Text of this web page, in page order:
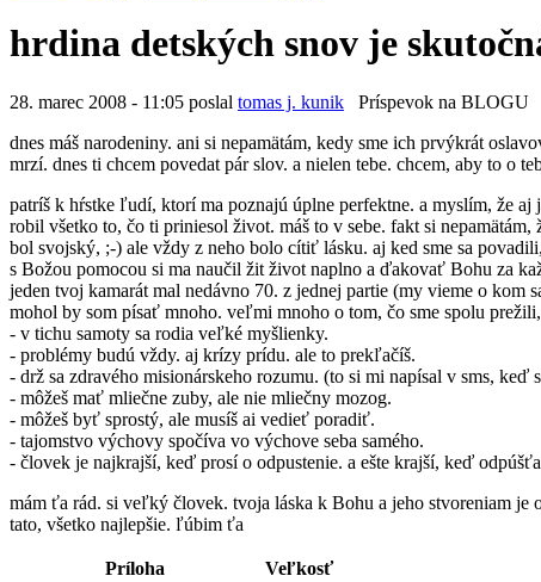
hrdina detských snov je
28. marec 2008 - 11:05 poslal tomas j. kunik Príspevok na BLOGU
dnes máš narodeniny. ani si nepamätám, kedy sme ich prvýkrát
mrzí. dnes ti chcem povedat pár slov. a nielen tebe. chcem, aby to o
patríš k hŕstke ľudí, ktorí ma poznajú úplne perfektne. a myslím, že
robil všetko to, čo ti priniesol život. máš to v sebe. fakt si
bol svojský, ;-) ale vždy z neho bolo cítiť lásku. aj ked sme sa
s Božou pomocou si ma naučil žit život naplno a ďakovať Bohu za
jeden tvoj kamarát mal nedávno 70. z jednej partie (my vieme o kom
mohol by som písať mnoho. veľmi mnoho o tom, čo sme spolu
- v tichu samoty sa rodia veľké myšlienky.
- problémy budú vždy. aj krízy prídu. ale to prekľačíš.
- drž sa zdravého misionárskeho rozumu. (to si mi napísal v sms, keď
- môžeš mať mliečne zuby, ale nie mliečny mozog.
- môžeš byť sprostý, ale musíš ai vedieť poradiť.
- tajomstvo výchovy spočíva vo výchove seba samého.
- človek je najkrajší, keď prosí o odpustenie. a ešte krajší, keď
mám ťa rád. si veľký človek. tvoja láska k Bohu a jeho stvoreniam
tato, všetko najlepšie. ľúbim ťa
Príloha
Veľkosť